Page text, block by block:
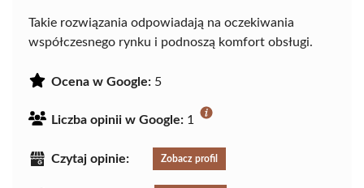
Takie rozwiązania odpowiadają na oczekiwania
współczesnego rynku i podnoszą komfort obsługi.
Ocena w Google: 5
Liczba opinii w Google: 1
Czytaj opinie: Zobacz profil